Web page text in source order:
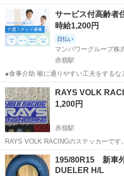
沖縄 糸満市 赤嶺駅 ETC
サービス付高齢者
時給1,200円
日払い
マンパワーグループ株
赤嶺駅
●食事介助 喉に通りやすい工夫をする
料理を口まで運ぶ・お箸を持つサポートなど
助 トイレへの誘導 体勢・着替えなどの
て、おむつ介助もあります...
沖縄 宜野湾市
RAYS VOLK
1,200円
赤嶺駅
RAYS VOLK RACINGのステッカーで
かのショップで頂いたステッカーです
で、愛車のドレスアップに最適です。
は良好です。コレクショ...
沖縄 豊見城市 アクセ
195/80R15 新車
DUELER H/L